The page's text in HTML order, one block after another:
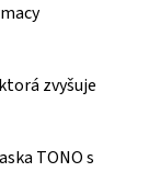
zvyšuje
TONO s